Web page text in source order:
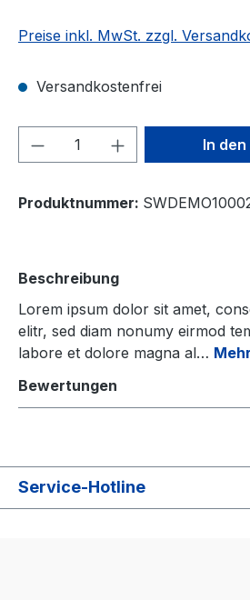
Preise inkl. MwSt. zzgl.
Versandkostenfrei
Produkt Anzahl: Gib
In
Produktnummer:
Beschreibung
Lorem ipsum dolor sit amet,
elitr, sed diam nonumy eirmod
labore et dolore magna al… Mehr
Bewertungen
Service-Hotline